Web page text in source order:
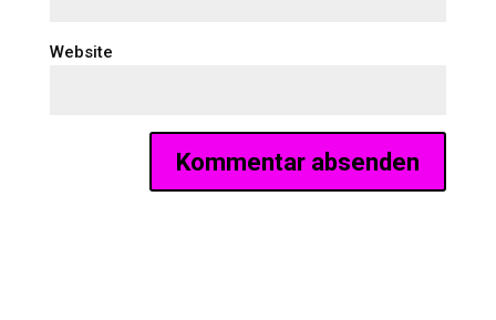
Website